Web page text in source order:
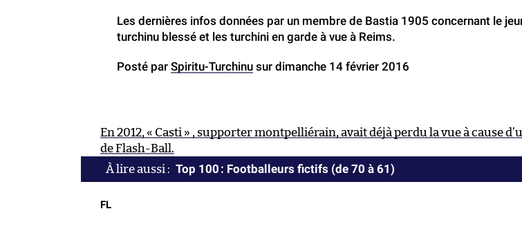
Les dernières infos données par un membre de Bastia 1905 concernant le
turchinu blessé et les turchini en garde à vue à Reims.
Posté par Spiritu-Turchinu sur dimanche 14 février 2016
En 2012, « Casti » , supporter montpelliérain, avait déjà perdu la vue à cause
de Flash-Ball.
Top 100 : Footballeurs fictifs (de 70 à 61)
FL